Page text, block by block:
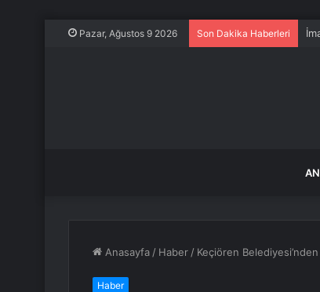
Pazar, Ağustos 9 2026 Son Dakika Haberleri
Anasayfa / Haber / Keçiören
Haber